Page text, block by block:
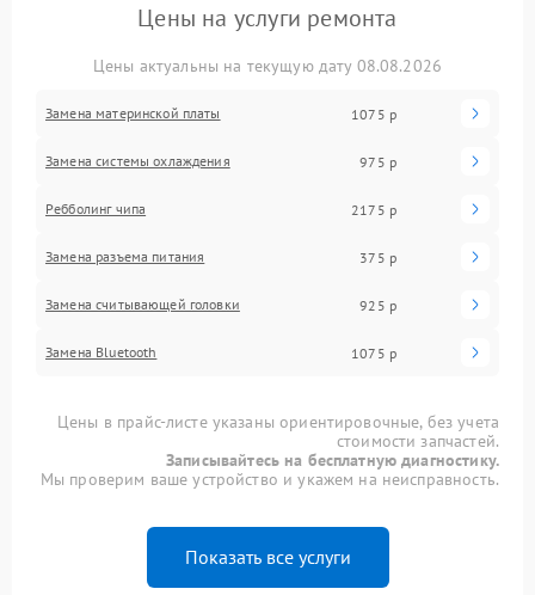
Цены на услуги ремонта
Цены актуальны на текущую дату 08.08.2026
Замена материнской платы 1075 р
Замена системы охлаждения 975 р
Ребболинг чипа 2175 р
Замена разъема питания 375 р
Замена считывающей головки 925 р
Замена Bluetooth 1075 р
Цены в прайс-листе указаны ориентировочные, без учета
стоимости запчастей.
Записывайтесь на бесплатную диагностику.
Мы проверим ваше устройство и укажем на неисправность.
Показать все услуги